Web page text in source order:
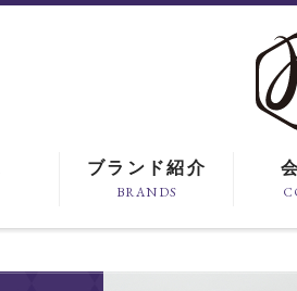
ブランド紹介
BRANDS